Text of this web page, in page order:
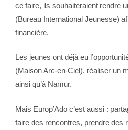
ce faire, ils souhaiteraient rendre
(Bureau International Jeunesse)
financière.
Les jeunes ont déjà eu
(Maison Arc-en-Ciel), réaliser un
ainsi qu’à Namur.
Mais Europ’Ado c’est aussi :
faire des rencontres, prendre des